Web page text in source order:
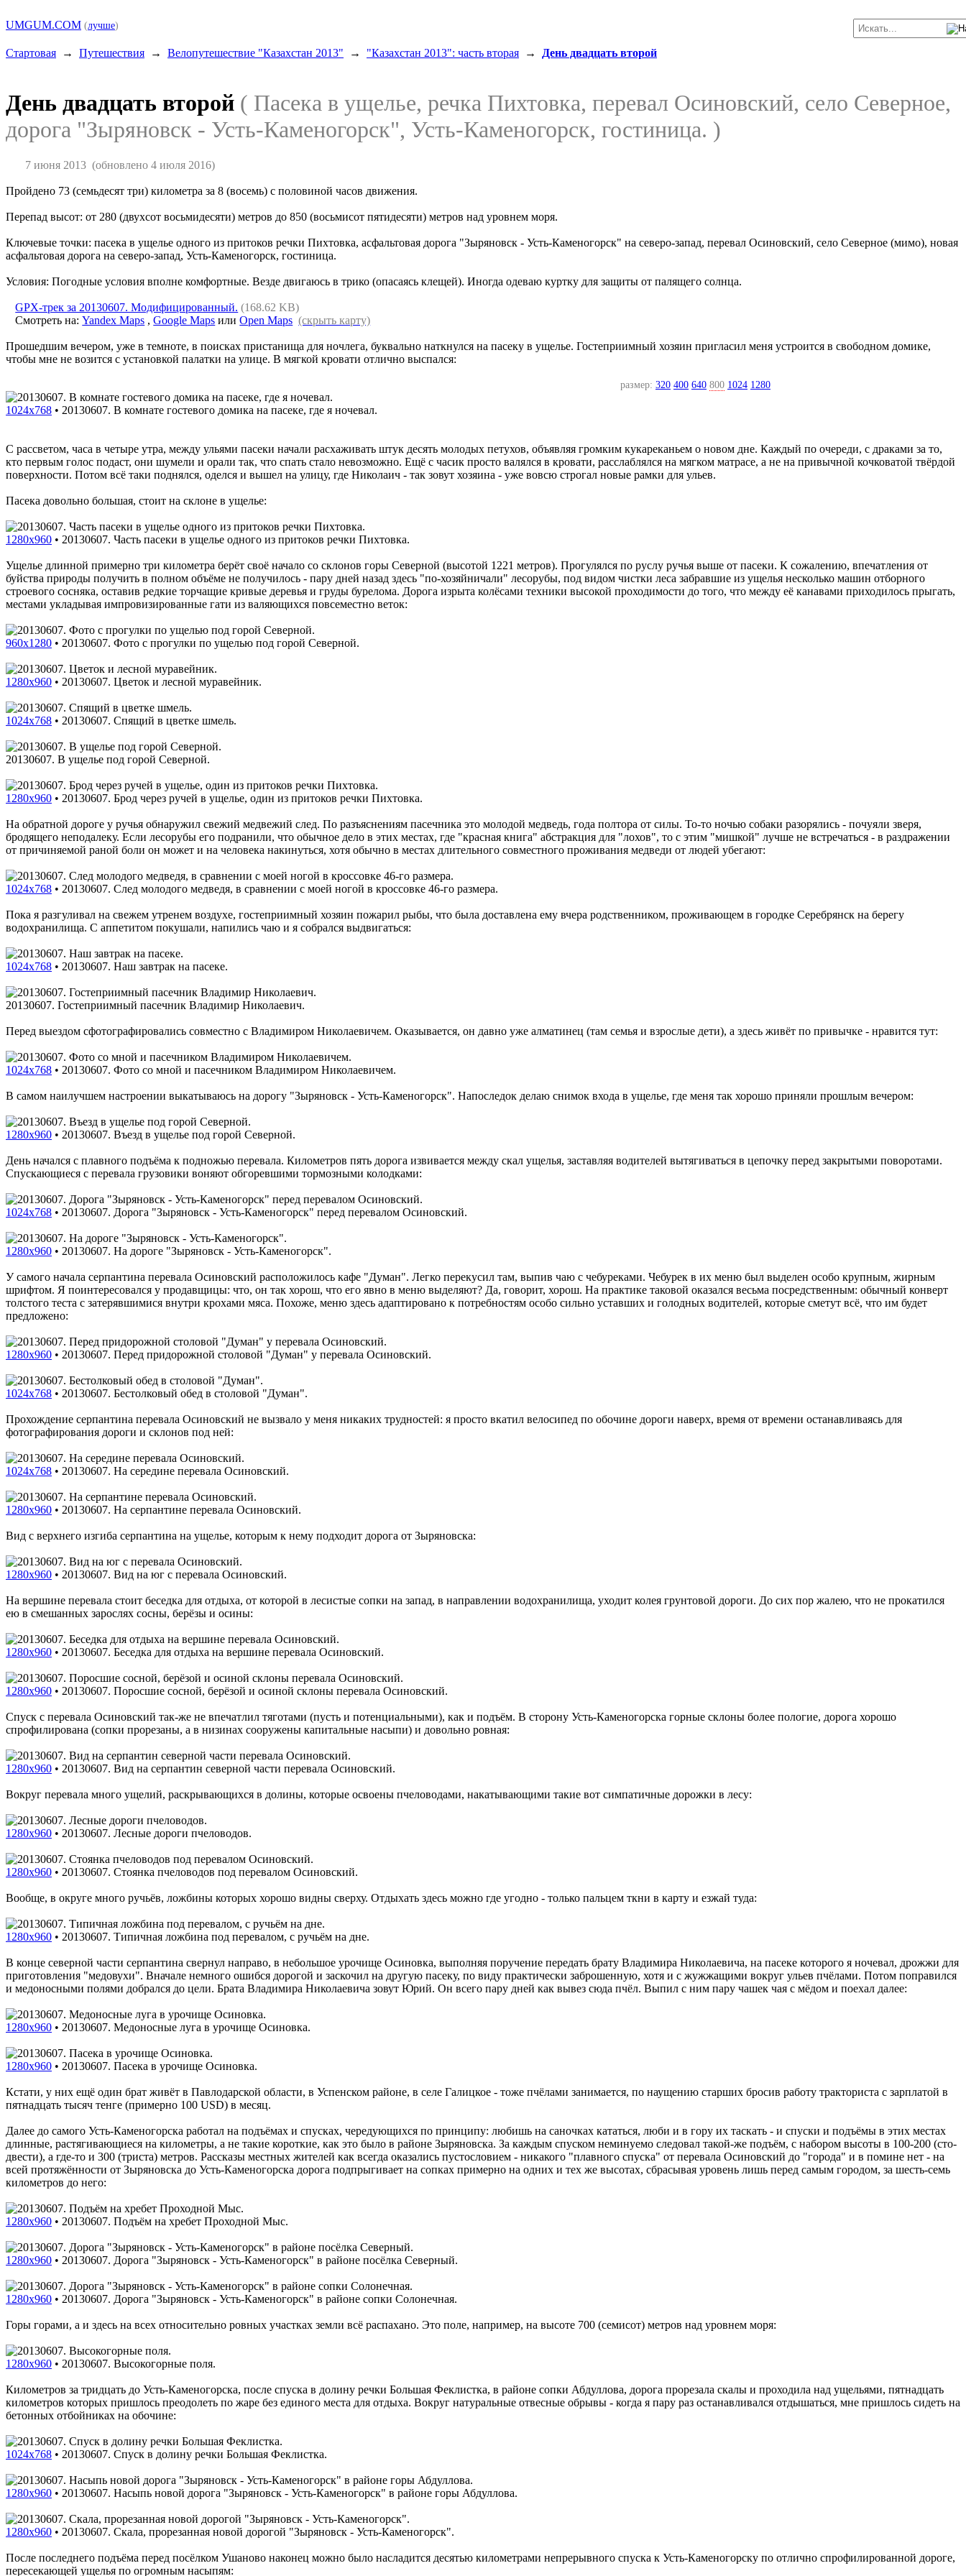
UMGUM.COM (лучше)
Стартовая → Путешествия → Велопутешествие "Казахстан 2013" → "Казахстан 2013": часть вторая → День двадцать второй
День двадцать второй ( Пасека в ущелье, речка Пихтовка, перевал Осиновский, село Северное,
дорога "Зыряновск - Усть-Каменогорск", Усть-Каменогорск, гостиница. )
7 июня 2013(обновлено 4 июля 2016)
Пройдено 73 (семьдесят три) километра за 8 (восемь) с половиной часов движения.
Перепад высот: от 280 (двухсот восьмидесяти) метров до 850 (восьмисот пятидесяти) метров над уровнем моря.
Ключевые точки: пасека в ущелье одного из притоков речки Пихтовка, асфальтовая дорога "Зыряновск - Усть-Каменогорск" на северо-запад, перевал Осиновский, село Северное (мимо), новая
асфальтовая дорога на северо-запад, Усть-Каменогорск, гостиница.
Условия: Погодные условия вполне комфортные. Везде двигаюсь в трико (опасаясь клещей). Иногда одеваю куртку для защиты от палящего солнца.
GPX-трек за 20130607. Модифицированный. (168.62 KB)
Смотреть на:Yandex Maps ,Google Maps илиOpen Maps (скрыть карту)
Прошедшим вечером, уже в темноте, в поисках пристанища для ночлега, буквально наткнулся на пасеку в ущелье. Гостеприимный хозяин пригласил меня устроится в свободном домике,
чтобы мне не возится с установкой палатки на улице. В мягкой кровати отлично выспался:
размер: 320 400 640 800 1024 1280
1024x768 • 20130607. В комнате гостевого домика на пасеке, где я ночевал.
С рассветом, часа в четыре утра, между ульями пасеки начали расхаживать штук десять молодых петухов, объявляя громким кукареканьем о новом дне. Каждый по очереди, с драками за то,
кто первым голос подаст, они шумели и орали так, что спать стало невозможно. Ещё с часик просто валялся в кровати, расслаблялся на мягком матрасе, а не на привычной кочковатой твёрдой
поверхности. Потом всё таки поднялся, оделся и вышел на улицу, где Николаич - так зовут хозяина - уже вовсю строгал новые рамки для ульев.
Пасека довольно большая, стоит на склоне в ущелье:
1280x960 • 20130607. Часть пасеки в ущелье одного из притоков речки Пихтовка.
Ущелье длинной примерно три километра берёт своё начало со склонов горы Северной (высотой 1221 метров). Прогулялся по руслу ручья выше от пасеки. К сожалению, впечатления от
буйства природы получить в полном объёме не получилось - пару дней назад здесь "по-хозяйничали" лесорубы, под видом чистки леса забравшие из ущелья несколько машин отборного
строевого сосняка, оставив редкие торчащие кривые деревья и груды бурелома. Дорога изрыта колёсами техники высокой проходимости до того, что между её канавами приходилось прыгать,
местами укладывая импровизированные гати из валяющихся повсеместно веток:
960x1280 • 20130607. Фото с прогулки по ущелью под горой Северной.
1280x960 • 20130607. Цветок и лесной муравейник.
1024x768 • 20130607. Спящий в цветке шмель.
20130607. В ущелье под горой Северной.
1280x960 • 20130607. Брод через ручей в ущелье, один из притоков речки Пихтовка.
На обратной дороге у ручья обнаружил свежий медвежий след. По разъяснениям пасечника это молодой медведь, года полтора от силы. То-то ночью собаки разорялись - почуяли зверя,
бродящего неподалеку. Если лесорубы его подранили, что обычное дело в этих местах, где "красная книга" абстракция для "лохов", то с этим "мишкой" лучше не встречаться - в раздражении
от причиняемой раной боли он может и на человека накинуться, хотя обычно в местах длительного совместного проживания медведи от людей убегают:
1024x768 • 20130607. След молодого медведя, в сравнении с моей ногой в кроссовке 46-го размера.
Пока я разгуливал на свежем утренем воздухе, гостеприимный хозяин пожарил рыбы, что была доставлена ему вчера родственником, проживающем в городке Серебрянск на берегу
водохранилища. С аппетитом покушали, напились чаю и я собрался выдвигаться:
1024x768 • 20130607. Наш завтрак на пасеке.
20130607. Гостеприимный пасечник Владимир Николаевич.
Перед выездом сфотографировались совместно с Владимиром Николаевичем. Оказывается, он давно уже алматинец (там семья и взрослые дети), а здесь живёт по привычке - нравится тут:
1024x768 • 20130607. Фото со мной и пасечником Владимиром Николаевичем.
В самом наилучшем настроении выкатываюсь на дорогу "Зыряновск - Усть-Каменогорск". Напоследок делаю снимок входа в ущелье, где меня так хорошо приняли прошлым вечером:
1280x960 • 20130607. Въезд в ущелье под горой Северной.
День начался с плавного подъёма к подножью перевала. Километров пять дорога извивается между скал ущелья, заставляя водителей вытягиваться в цепочку перед закрытыми поворотами.
Спускающиеся с перевала грузовики воняют обгоревшими тормозными колодками:
1024x768 • 20130607. Дорога "Зыряновск - Усть-Каменогорск" перед перевалом Осиновский.
1280x960 • 20130607. На дороге "Зыряновск - Усть-Каменогорск".
У самого начала серпантина перевала Осиновский расположилось кафе "Думан". Легко перекусил там, выпив чаю с чебуреками. Чебурек в их меню был выделен особо крупным, жирным
шрифтом. Я поинтересовался у продавщицы: что, он так хорош, что его явно в меню выделяют? Да, говорит, хорош. На практике таковой оказался весьма посредственным: обычный конверт
толстого теста с затерявшимися внутри крохами мяса. Похоже, меню здесь адаптировано к потребностям особо сильно уставших и голодных водителей, которые сметут всё, что им будет
предложено:
1280x960 • 20130607. Перед придорожной столовой "Думан" у перевала Осиновский.
1024x768 • 20130607. Бестолковый обед в столовой "Думан".
Прохождение серпантина перевала Осиновский не вызвало у меня никаких трудностей: я просто вкатил велосипед по обочине дороги наверх, время от времени останавливаясь для
фотографирования дороги и склонов под ней:
1024x768 • 20130607. На середине перевала Осиновский.
1280x960 • 20130607. На серпантине перевала Осиновский.
Вид с верхнего изгиба серпантина на ущелье, которым к нему подходит дорога от Зыряновска:
1280x960 • 20130607. Вид на юг с перевала Осиновский.
На вершине перевала стоит беседка для отдыха, от которой в лесистые сопки на запад, в направлении водохранилища, уходит колея грунтовой дороги. До сих пор жалею, что не прокатился
ею в смешанных зарослях сосны, берёзы и осины:
1280x960 • 20130607. Беседка для отдыха на вершине перевала Осиновский.
1280x960 • 20130607. Поросшие сосной, берёзой и осиной склоны перевала Осиновский.
Спуск с перевала Осиновский так-же не впечатлил тяготами (пусть и потенциальными), как и подъём. В сторону Усть-Каменогорска горные склоны более пологие, дорога хорошо
спрофилирована (сопки прорезаны, а в низинах сооружены капитальные насыпи) и довольно ровная:
1280x960 • 20130607. Вид на серпантин северной части перевала Осиновский.
Вокруг перевала много ущелий, раскрывающихся в долины, которые освоены пчеловодами, накатывающими такие вот симпатичные дорожки в лесу:
1280x960 • 20130607. Лесные дороги пчеловодов.
1280x960 • 20130607. Стоянка пчеловодов под перевалом Осиновский.
Вообще, в округе много ручьёв, ложбины которых хорошо видны сверху. Отдыхать здесь можно где угодно - только пальцем ткни в карту и езжай туда:
1280x960 • 20130607. Типичная ложбина под перевалом, с ручьём на дне.
В конце северной части серпантина свернул направо, в небольшое урочище Осиновка, выполняя поручение передать брату Владимира Николаевича, на пасеке которого я ночевал, дрожжи для
приготовления "медовухи". Вначале немного ошибся дорогой и заскочил на другую пасеку, по виду практически заброшенную, хотя и с жужжащими вокруг ульев пчёлами. Потом поправился
и медоносными полями добрался до цели. Брата Владимира Николаевича зовут Юрий. Он всего пару дней как вывез сюда пчёл. Выпил с ним пару чашек чая с мёдом и поехал далее:
1280x960 • 20130607. Медоносные луга в урочище Осиновка.
1280x960 • 20130607. Пасека в урочище Осиновка.
Кстати, у них ещё один брат живёт в Павлодарской области, в Успенском районе, в селе Галицкое - тоже пчёлами занимается, по наущению старших бросив работу тракториста с зарплатой в
пятнадцать тысяч тенге (примерно 100 USD) в месяц.
Далее до самого Усть-Каменогорска работал на подъёмах и спусках, чередующихся по принципу: любишь на саночках кататься, люби и в гору их таскать - и спуски и подъёмы в этих местах
длинные, растягивающиеся на километры, а не такие короткие, как это было в районе Зыряновска. За каждым спуском неминуемо следовал такой-же подъём, с набором высоты в 100-200 (сто-
двести), а где-то и 300 (триста) метров. Рассказы местных жителей как всегда оказались пустословием - никакого "плавного спуска" от перевала Осиновский до "города" и в помине нет - на
всей протяжённости от Зыряновска до Усть-Каменогорска дорога подпрыгивает на сопках примерно на одних и тех же высотах, сбрасывая уровень лишь перед самым городом, за шесть-семь
километров до него:
1280x960 • 20130607. Подъём на хребет Проходной Мыс.
1280x960 • 20130607. Дорога "Зыряновск - Усть-Каменогорск" в районе посёлка Северный.
1280x960 • 20130607. Дорога "Зыряновск - Усть-Каменогорск" в районе сопки Солонечная.
Горы горами, а и здесь на всех относительно ровных участках земли всё распахано. Это поле, например, на высоте 700 (семисот) метров над уровнем моря:
1280x960 • 20130607. Высокогорные поля.
Километров за тридцать до Усть-Каменогорска, после спуска в долину речки Большая Феклистка, в районе сопки Абдуллова, дорога прорезала скалы и проходила над ущельями, пятнадцать
километров которых пришлось преодолеть по жаре без единого места для отдыха. Вокруг натуральные отвесные обрывы - когда я пару раз останавливался отдышаться, мне пришлось сидеть на
бетонных отбойниках на обочине:
1024x768 • 20130607. Спуск в долину речки Большая Феклистка.
1280x960 • 20130607. Насыпь новой дорога "Зыряновск - Усть-Каменогорск" в районе горы Абдуллова.
1280x960 • 20130607. Скала, прорезанная новой дорогой "Зыряновск - Усть-Каменогорск".
После последнего подъёма перед посёлком Ушаново наконец можно было насладится десятью километрами непрерывного спуска к Усть-Каменогорску по отлично спрофилированной дороге,
пересекающей ущелья по огромным насыпям: